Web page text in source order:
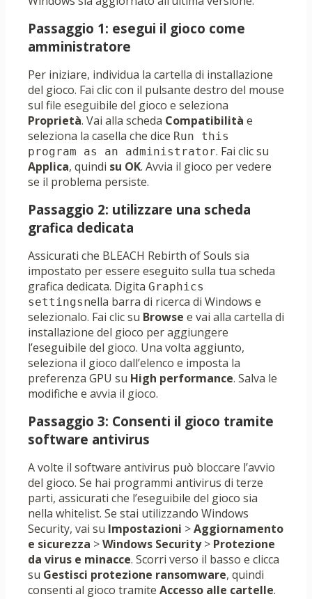
Passaggio 1: esegui il gioco come
amministratore
Per iniziare, individua la cartella di installazione
del gioco. Fai clic con il pulsante destro del mouse
sul file eseguibile del gioco e seleziona
Proprietà. Vai alla scheda Compatibilità e
seleziona la casella che dice Run this
program as an administrator. Fai clic su
Applica, quindi su OK. Avvia il gioco per vedere
se il problema persiste.
Passaggio 2: utilizzare una scheda
grafica dedicata
Assicurati che BLEACH Rebirth of Souls sia
impostato per essere eseguito sulla tua scheda
grafica dedicata. Digita Graphics
settingsnella barra di ricerca di Windows e
selezionalo. Fai clic su Browse e vai alla cartella di
installazione del gioco per aggiungere
l’eseguibile del gioco. Una volta aggiunto,
seleziona il gioco dall’elenco e imposta la
preferenza GPU su High performance. Salva le
modifiche e avvia il gioco.
Passaggio 3: Consenti il ​​gioco tramite
software antivirus
A volte il software antivirus può bloccare l’avvio
del gioco. Se hai programmi antivirus di terze
parti, assicurati che l’eseguibile del gioco sia
nella whitelist. Se stai utilizzando Windows
Security, vai su Impostazioni >Aggiornamento
e sicurezza >Windows Security> Protezione
da virus e minacce. Scorri verso il basso e clicca
su Gestisci protezione ransomware, quindi
consenti al gioco tramite Accesso alle cartelle.